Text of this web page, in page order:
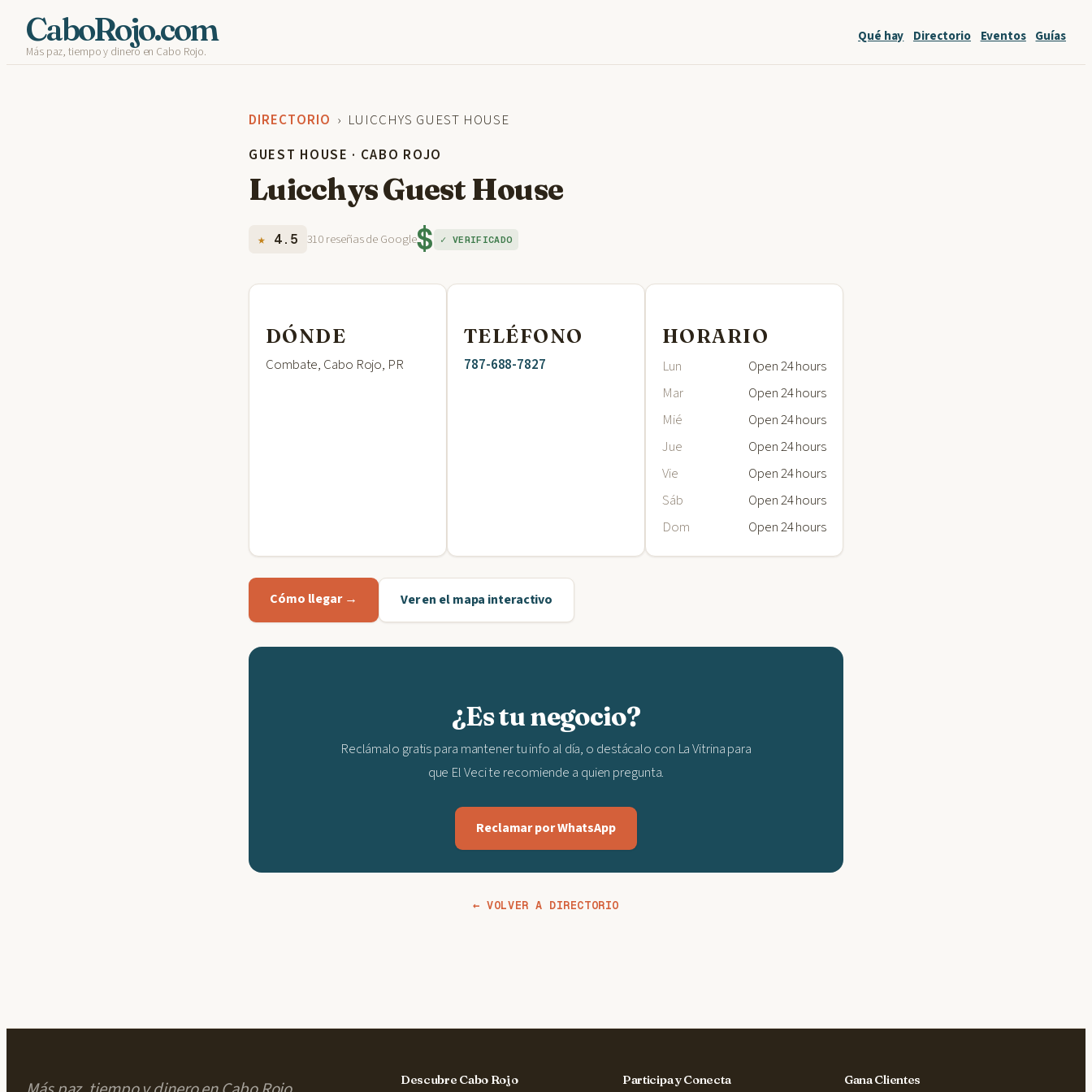
Skip
to
CaboRojo.com
Más paz, tiempo y dinero en Cabo Rojo.
Qué hay Directorio Eventos Guías
DIRECTORIO › LUICCHYS GUEST HOUSE
GUEST HOUSE · CABO ROJO
Luicchys Guest House
★ 4.5 310 reseñas de Google$ ✓ VERIFICADO
DÓNDE
Combate, Cabo Rojo, PR
TELÉFONO
787-688-7827
HORARIO
Lun
Open 24 hours
Mar
Open 24 hours
Mié
Open 24 hours
Jue
Open 24 hours
Vie
Open 24 hours
Sáb
Open 24 hours
Dom
Open 24 hours
Cómo llegar → Ver en el mapa interactivo
¿Es tu negocio?
Reclámalo gratis para mantener tu info al día, o destácalo con La Vitrina para
que El Veci te recomiende a quien pregunta.
Reclamar por WhatsApp
← VOLVER A DIRECTORIO
Descubre Cabo Rojo Participa y Conecta Gana Clientes